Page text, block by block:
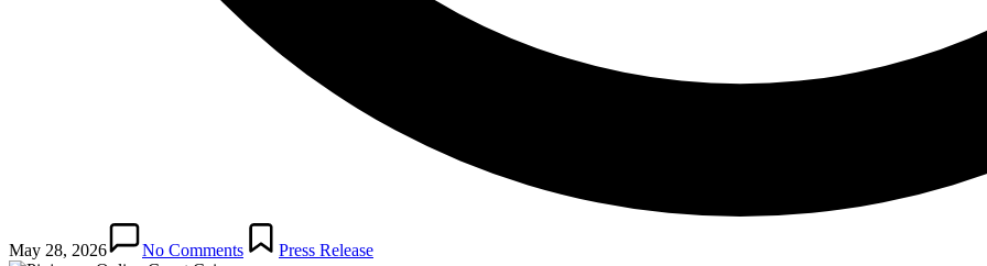
May 28, 2026 No Comments
Posted
in
Press Release